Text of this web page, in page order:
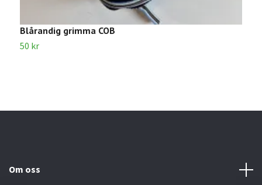
Blårandig grimma COB
50 kr
Om oss